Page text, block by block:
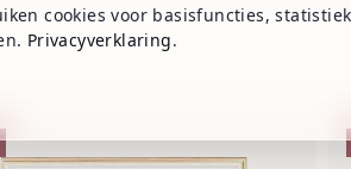
cookies voor basisfuncties,
Privacyverklaring.